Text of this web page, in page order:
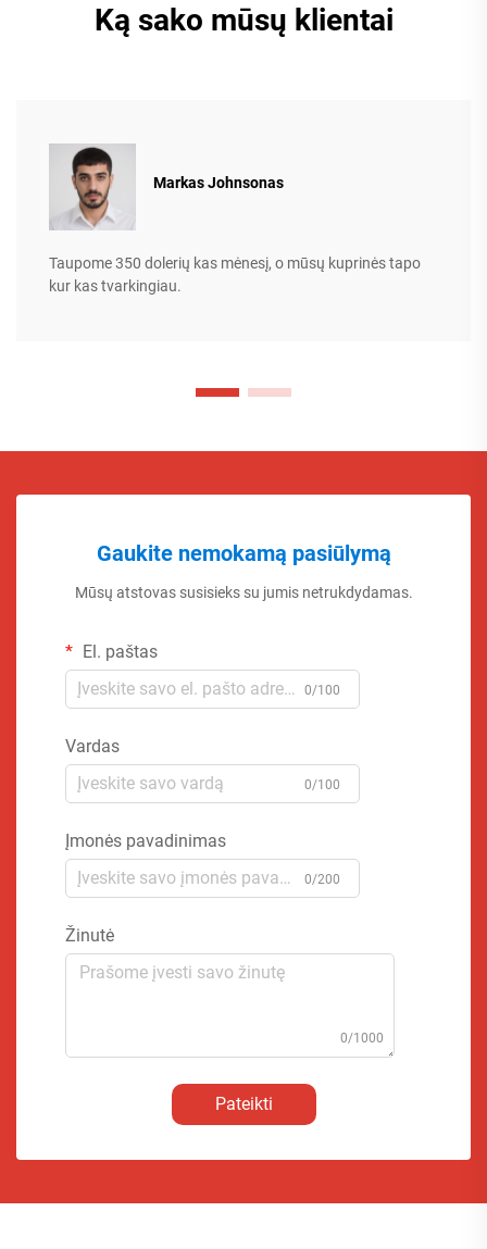
Ką sako mūsų klientai
Markas Johnsonas
Taupome 350 dolerių kas mėnesį, o mūsų kuprinės tapo
kur kas tvarkingiau.
Gaukite nemokamą pasiūlymą
Mūsų atstovas susisieks su jumis netrukdydamas.
El. paštas
0/100
Vardas
0/100
Įmonės pavadinimas
0/200
Žinutė
0/1000
Pateikti